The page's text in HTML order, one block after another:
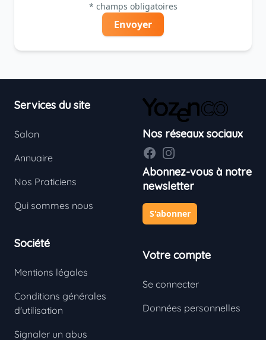
* champs obligatoires
Envoyer
Services du site
Salon
Annuaire
Nos Praticiens
Qui sommes nous
Société
Mentions légales
Conditions générales
d'utilisation
Signaler un abus
Nos réseaux sociaux
FacebookInstagram
Abonnez-vous à notre
newsletter
S'abonner
Votre compte
Se connecter
Données personnelles